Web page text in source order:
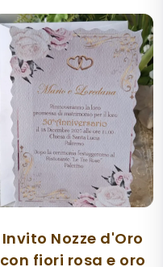
Invito Nozze d'Oro
con fiori rosa e oro